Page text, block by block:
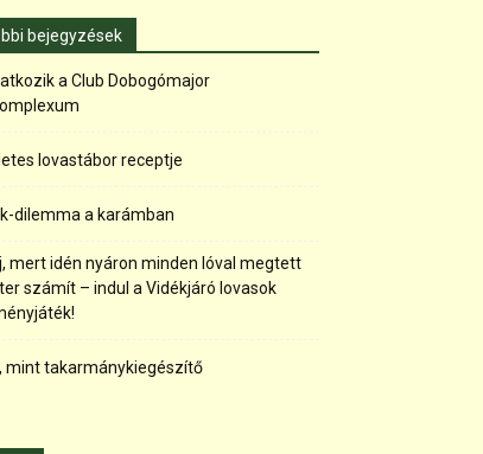
bejegyzések
a Club Dobogómajor
lovastábor receptje
dilemma a karámban
mert idén nyáron minden lóval megtett
számít – indul a Vidékjáró lovasok
mint takarmánykiegészítő